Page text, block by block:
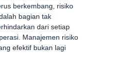
berkembang, risiko
bagian tak
dari setiap
Manajemen risiko
efektif bukan lagi